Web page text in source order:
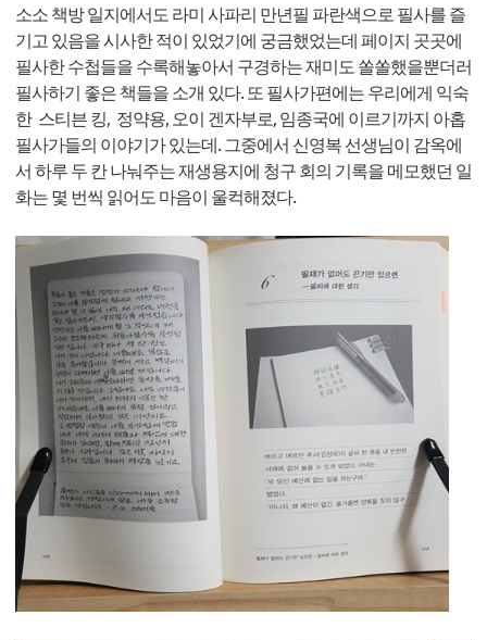
소소 책방 일지에서도 라미 사파리 만년필 파란색으로 필사를 즐
기고 있음을 시사한 적이 있었기에 궁금했었는데 페이지 곳곳에
필사한 수첩들을 수록해놓아서 구경하는 재미도 쏠쏠했을뿐더러
필사하기 좋은 책들을 소개 있다. 또 필사가편에는 우리에게 익숙
한 스티븐 킹, 정약용, 오이 겐자부로, 임종국에 이르기까지 아홉
필사가들의 이야기가 있는데. 그중에서 신영복 선생님이 감옥에
서 하루 두 칸 나눠주는 재생용지에 청구 회의 기록을 메모했던 일
화는 몇 번씩 읽어도 마음이 울컥해졌다.